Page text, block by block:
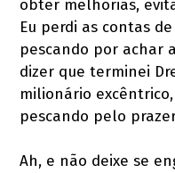
obter melhorias,
Eu perdi as contas
pescando por achar
dizer que terminei
milionário
pescando pelo
Ah, e não deixe se